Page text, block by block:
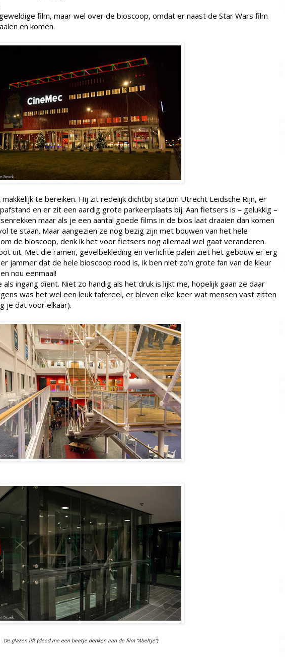
film, maar wel over de bioscoop, omdat er naast de Star Wars film
en komen.
makkelijk te bereiken. Hij zit redelijk dichtbij station Utrecht Leidsche Rijn, er
en er zit een aardig grote parkeerplaats bij. Aan fietsers is – gelukkig –
maar als je een aantal goede films in de bios laat draaien dan komen
te staan. Maar aangezien ze nog bezig zijn met bouwen van het hele
de bioscoop, denk ik het voor fietsers nog allemaal wel gaat veranderen.
uit. Met die ramen, gevelbekleding en verlichte palen ziet het gebouw er erg
jammer dat de hele bioscoop rood is, ik ben niet zo’n grote fan van de kleur
nou eenmaal!
ingang dient. Niet zo handig als het druk is lijkt me, hopelijk gaan ze daar
was het wel een leuk tafereel, er bleven elke keer wat mensen vast zitten
je dat voor elkaar).
De glazen lift (deed me een beetje denken aan de film “Abeltje”)